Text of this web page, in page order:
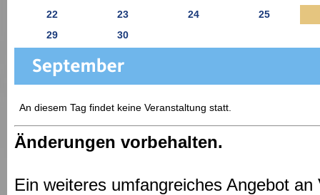
22
23 24
25
29
30
An diesem Tag findet keine Veranstaltung statt.
Änderungen vorbehalten.
Ein weiteres umfangreiches Angebot